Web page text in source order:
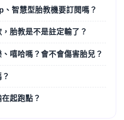
智慧型胎教機要訂閱嗎？
胎教是不是註定輸了？
嘻哈嗎？會不會傷害胎兒？
起跑點？